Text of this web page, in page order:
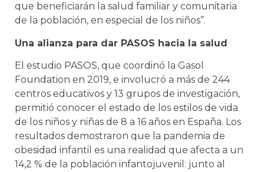
que beneficiarán la salud familiar y comunitaria
de la población, en especial de los niños”.
Una alianza para dar PASOS hacia la salud
El estudio PASOS, que coordinó la Gasol
Foundation en 2019, e involucró a más de 244
centros educativos y 13 grupos de investigación,
permitió conocer el estado de los estilos de vida
de los niños y niñas de 8 a 16 años en España. Los
resultados demostraron que la pandemia de
obesidad infantil es una realidad que afecta a un
14,2 % de la población infantojuvenil: junto al